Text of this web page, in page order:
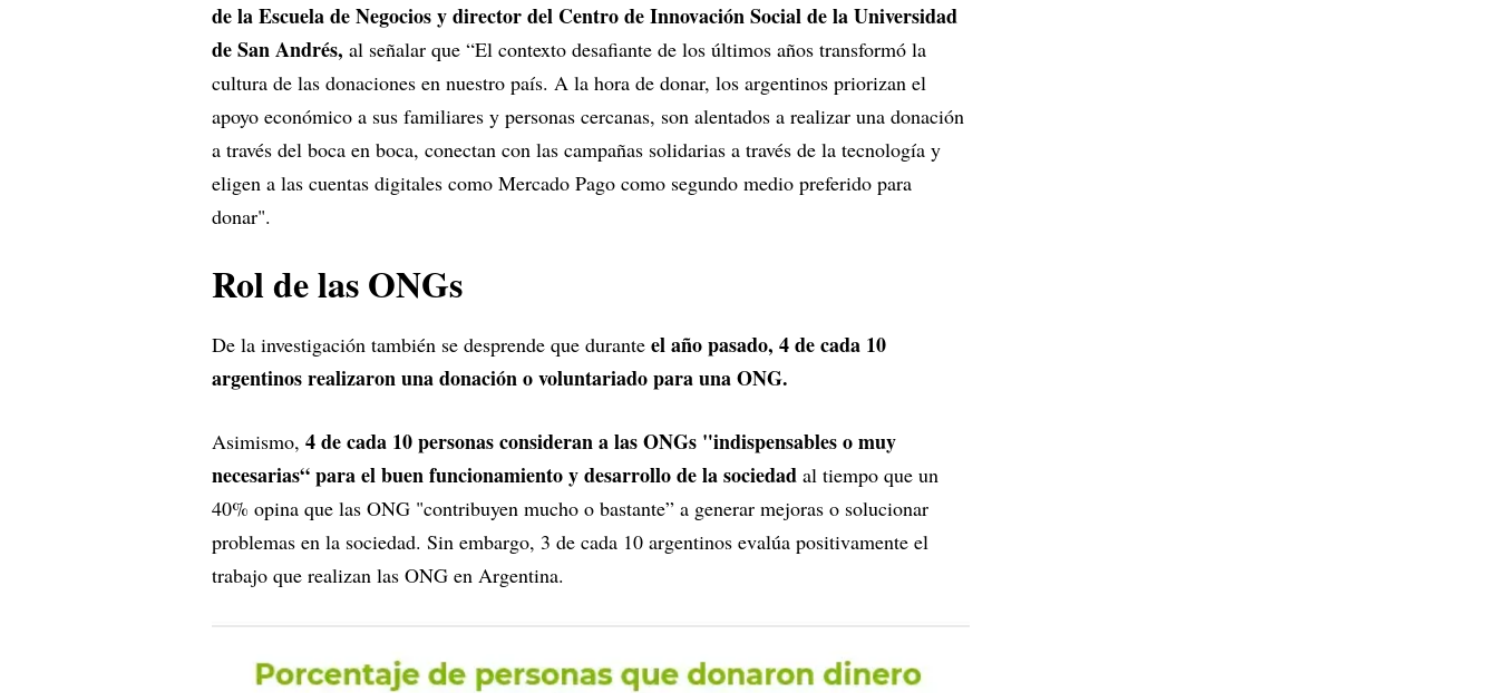
de la Escuela de Negocios y director del Centro de Innovación Social de la Universidad
de San Andrés, al señalar que “El contexto desafiante de los últimos años transformó la
cultura de las donaciones en nuestro país. A la hora de donar, los argentinos priorizan el
apoyo económico a sus familiares y personas cercanas, son alentados a realizar una donación
a través del boca en boca, conectan con las campañas solidarias a través de la tecnología y
eligen a las cuentas digitales como Mercado Pago como segundo medio preferido para
donar".
Rol de las ONGs
De la investigación también se desprende que durante el año pasado, 4 de cada 10
argentinos realizaron una donación o voluntariado para una ONG.
Asimismo, 4 de cada 10 personas consideran a las ONGs "indispensables o muy
necesarias“ para el buen funcionamiento y desarrollo de la sociedad al tiempo que un
40% opina que las ONG "contribuyen mucho o bastante” a generar mejoras o solucionar
problemas en la sociedad. Sin embargo, 3 de cada 10 argentinos evalúa positivamente el
trabajo que realizan las ONG en Argentina.